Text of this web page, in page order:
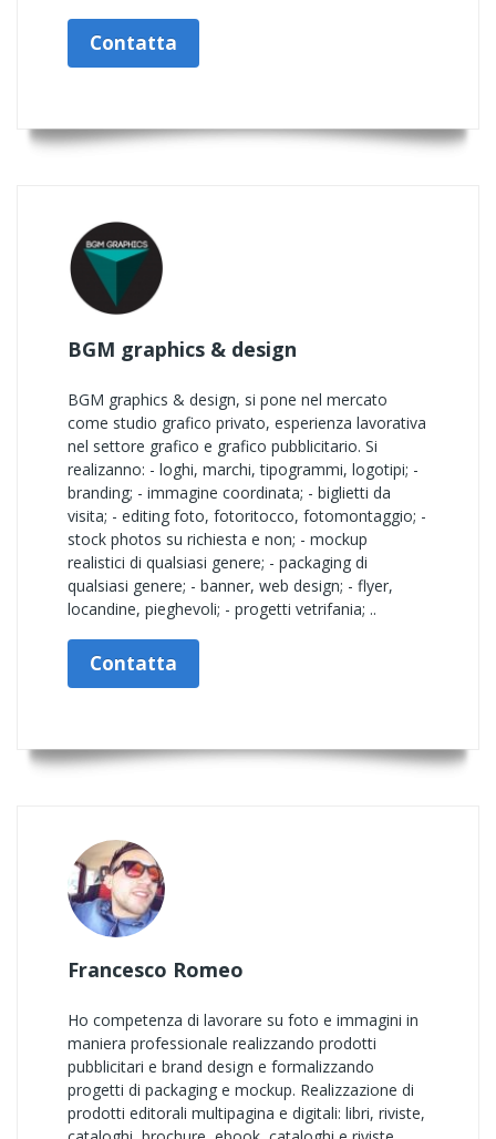
Contatta
BGM graphics & design
BGM graphics & design, si pone nel mercato
come studio grafico privato, esperienza lavorativa
nel settore grafico e grafico pubblicitario. Si
realizanno: - loghi, marchi, tipogrammi, logotipi; -
branding; - immagine coordinata; - biglietti da
visita; - editing foto, fotoritocco, fotomontaggio; -
stock photos su richiesta e non; - mockup
realistici di qualsiasi genere; - packaging di
qualsiasi genere; - banner, web design; - flyer,
locandine, pieghevoli; - progetti vetrifania; ..
Contatta
Francesco Romeo
Ho competenza di lavorare su foto e immagini in
maniera professionale realizzando prodotti
pubblicitari e brand design e formalizzando
progetti di packaging e mockup. Realizzazione di
prodotti editorali multipagina e digitali: libri, riviste,